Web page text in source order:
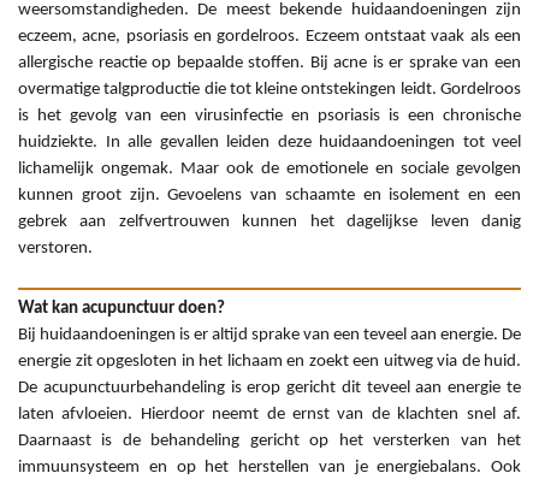
weersomstandigheden. De meest bekende huidaandoeningen zijn
eczeem, acne, psoriasis en gordelroos. Eczeem ontstaat vaak als een
allergische reactie op bepaalde stoffen. Bij acne is er sprake van een
overmatige talgproductie die tot kleine ontstekingen leidt. Gordelroos
is het gevolg van een virusinfectie en psoriasis is een chronische
huidziekte. In alle gevallen leiden deze huidaandoeningen tot veel
lichamelijk ongemak. Maar ook de emotionele en sociale gevolgen
kunnen groot zijn. Gevoelens van schaamte en isolement en een
gebrek aan zelfvertrouwen kunnen het dagelijkse leven danig
verstoren.
Wat kan acupunctuur doen?
Bij huidaandoeningen is er altijd sprake van een teveel aan energie. De
energie zit opgesloten in het lichaam en zoekt een uitweg via de huid.
De acupunctuurbehandeling is erop gericht dit teveel aan energie te
laten afvloeien. Hierdoor neemt de ernst van de klachten snel af.
Daarnaast is de behandeling gericht op het versterken van het
immuunsysteem en op het herstellen van je energiebalans. Ook